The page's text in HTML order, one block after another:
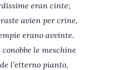
eran cinte;
avien per crine,
erano avvinte.
conobbe le meschine
l’etterno pianto,